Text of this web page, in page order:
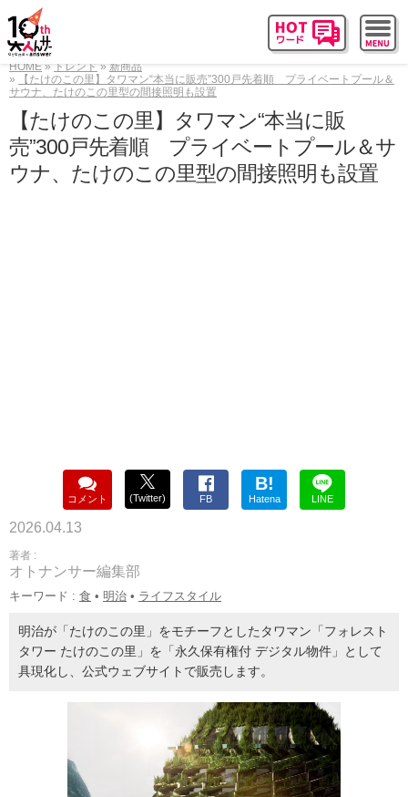
HOME トレンド
新商品
【たけのこの里】タワマン“本当に販売”300戸先着順 プライベートプール＆
サウナ、たけのこの里型の間接照明も設置
【たけのこの里】タワマン“本当に販
売”300戸先着順 プライベートプール＆サ
ウナ、たけのこの里型の間接照明も設置
コメント (Twitter) FB
B!
Hatena LINE
2026.04.13
著者 :
オトナンサー編集部
キーワード : 食 • 明治 • ライフスタイル
明治が「たけのこの里」をモチーフとしたタワマン「フォレスト
タワー たけのこの里」を「永久保有権付 デジタル物件」として
具現化し、公式ウェブサイトで販売します。